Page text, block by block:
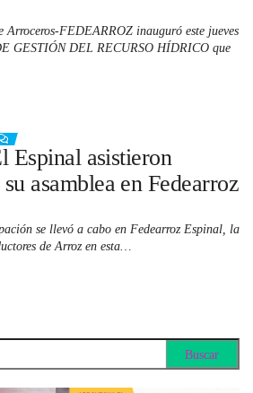
FEDEARROZ inauguró este jueves
GESTIÓN DEL RECURSO HÍDRICO que
Espinal asistieron
asamblea en Fedearroz
se llevó a cabo en Fedearroz Espinal, la
de Arroz en esta…